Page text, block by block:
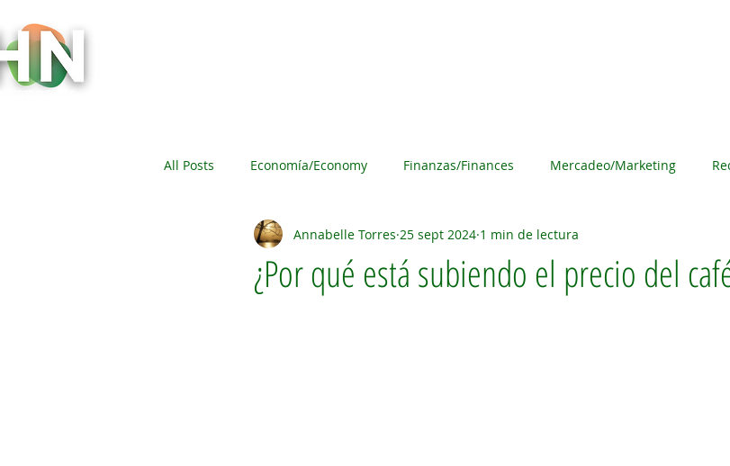
All Posts Economía/Economy Finanzas/Finances Mercadeo/Marketing
Eventos/Events Gobierno/Government Pequeños Negocios/ Small Businesses
¿Por qué está subiendo el precio del
Annabelle Torres 25 sept 2024 1 min de lectura